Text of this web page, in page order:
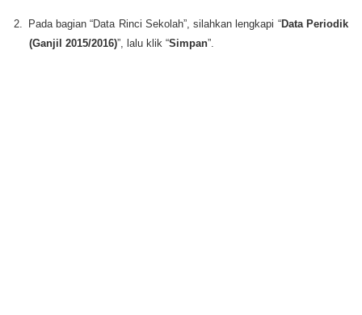
2. Pada bagian “Data Rinci Sekolah”, silahkan lengkapi “Data Periodik
(Ganjil 2015/2016)”, lalu klik “Simpan”.